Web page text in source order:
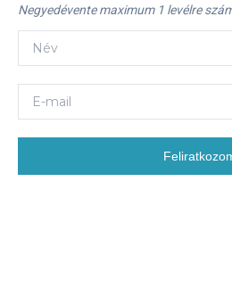
Negyedévente maximum 1 levélre